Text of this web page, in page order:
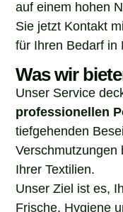
auf einem hohen
Sie jetzt Kontakt
für Ihren Bedarf in
Was wir
Unser Service
professionellen
tiefgehenden
Verschmutzungen
Ihrer Textilien.
Unser Ziel ist es,
Frische, Hygiene